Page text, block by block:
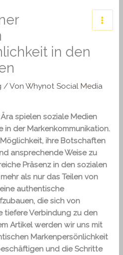
in den
/ Von Whynot Social Media
spielen soziale Medien
in der Markenkommunikation.
ihre Botschaften
ansprechende Weise zu
Präsenz in den sozialen
als nur das Teilen von
authentische
die sich von
tiefere Verbindung zu den
Artikel werden wir uns mit
Markenpersönlichkeit
und die Schritte